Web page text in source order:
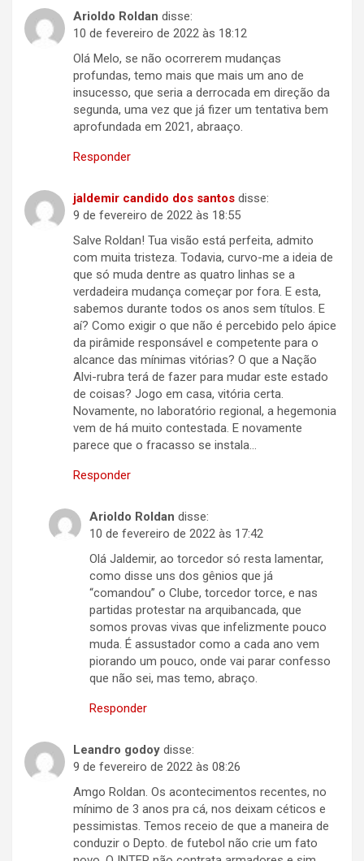
Arioldo Roldan disse:
10 de fevereiro de 2022 às 18:12
Olá Melo, se não ocorrerem mudanças
profundas, temo mais que mais um ano de
insucesso, que seria a derrocada em direção da
segunda, uma vez que já fizer um tentativa bem
aprofundada em 2021, abraaço.
Responder
jaldemir candido dos santos disse:
9 de fevereiro de 2022 às 18:55
Salve Roldan! Tua visão está perfeita, admito
com muita tristeza. Todavia, curvo-me a ideia de
que só muda dentre as quatro linhas se a
verdadeira mudança começar por fora. E esta,
sabemos durante todos os anos sem títulos. E
aí? Como exigir o que não é percebido pelo ápice
da pirâmide responsável e competente para o
alcance das mínimas vitórias? O que a Nação
Alvi-rubra terá de fazer para mudar este estado
de coisas? Jogo em casa, vitória certa.
Novamente, no laboratório regional, a hegemonia
vem de há muito contestada. E novamente
parece que o fracasso se instala…
Responder
Arioldo Roldan disse:
10 de fevereiro de 2022 às 17:42
Olá Jaldemir, ao torcedor só resta lamentar,
como disse uns dos gênios que já
“comandou” o Clube, torcedor torce, e nas
partidas protestar na arquibancada, que
somos provas vivas que infelizmente pouco
muda. É assustador como a cada ano vem
piorando um pouco, onde vai parar confesso
que não sei, mas temo, abraço.
Responder
Leandro godoy disse:
9 de fevereiro de 2022 às 08:26
Amgo Roldan. Os acontecimentos recentes, no
mínimo de 3 anos pra cá, nos deixam céticos e
pessimistas. Temos receio de que a maneira de
conduzir o Depto. de futebol não crie um fato